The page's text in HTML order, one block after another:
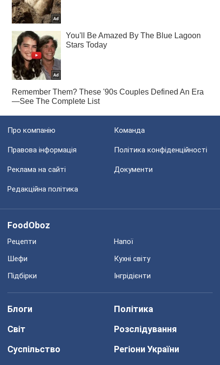
Про компанію Команда
Правова інформація Політика конфіденційності
Реклама на сайті Документи
Редакційна політика
FoodOboz
Рецепти
Напої
Шефи
Кухні світу
Підбірки
Інгрідієнти
Блоги
Політика
Світ
Розслідування
Суспільство
Регіони України